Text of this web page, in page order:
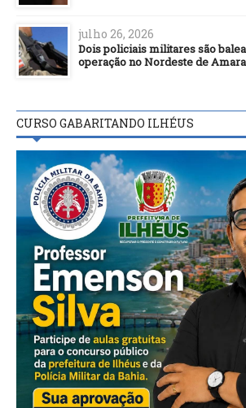
julho 26, 2026
Dois policiais militares são
operação no Nordeste de
CURSO GABARITANDO ILHÉUS